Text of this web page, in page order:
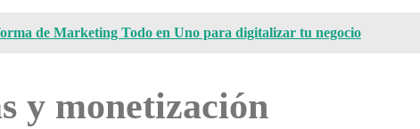
de Marketing Todo en Uno para digitalizar tu negocio
y monetización